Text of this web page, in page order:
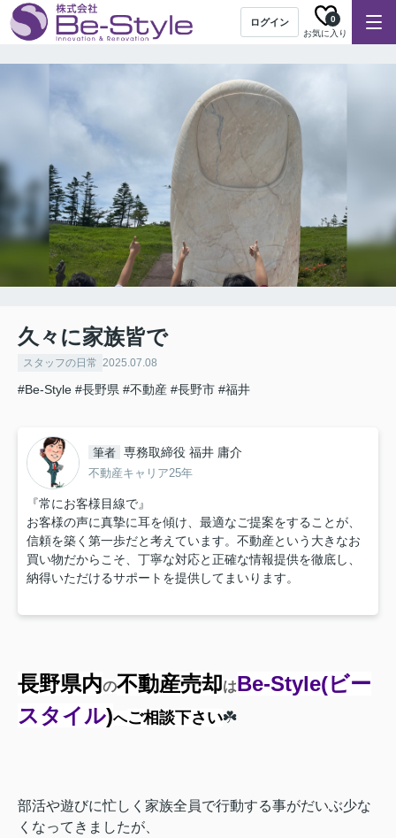
ログイン
お気に入り
0
久々に家族皆で
スタッフの日常 2025.07.08
#Be-Style #長野県 #不動産 #長野市 #福井
筆者 専務取締役 福井 庸介
不動産キャリア25年
『常にお客様目線で』
お客様の声に真摯に耳を傾け、最適なご提案をすることが、
信頼を築く第一歩だと考えています。不動産という大きなお
買い物だからこそ、丁寧な対応と正確な情報提供を徹底し、
納得いただけるサポートを提供してまいります。
長野県内の不動産売却はBe-Style(ビー
スタイル)へご相談下さい☘️
部活や遊びに忙しく家族全員で行動する事がだいぶ少な
くなってきましたが、